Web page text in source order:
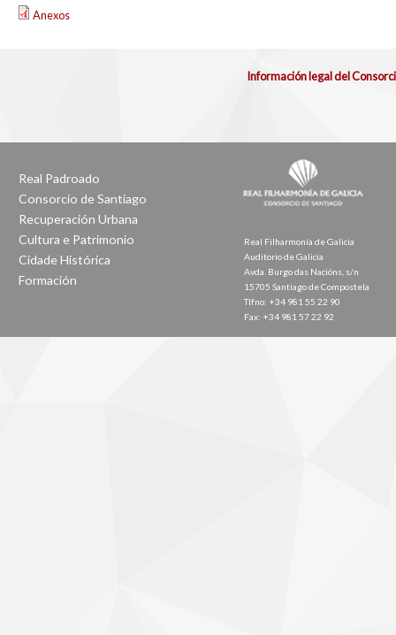
Anexos
Información legal del
Real Padroado
Consorcio de Santiago
Recuperación Urbana
Cultura e Patrimonio
Cidade Histórica
Formación
Real Filharmonía de Galicia
Auditorio de Galicia
Avda. Burgo das Nacións, s/n
15705 Santiago de Compostela
Tlfno: +34 981 55 22 90
Fax: +34 981 57 22 92